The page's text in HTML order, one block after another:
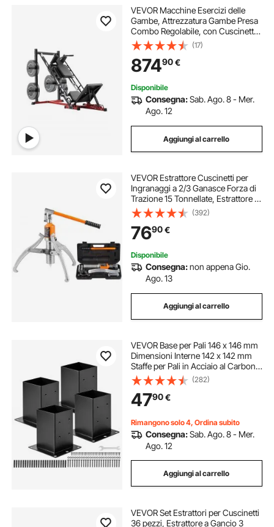
VEVOR Macchine Esercizi delle
Gambe, Attrezzatura Gambe Presa
Combo Regolabile, con Cuscinetto
Lineare, Allenamento delle Gambe
per Palestra, per Quadricipiti, Pali
per Pesi da 50 mm
(17)
87490€
Disponibile
Consegna:Sab. Ago. 8 - Mer.
Ago. 12
Aggiungi al carrello
VEVOR Estrattore Cuscinetti per
Ingranaggi a 2/3 Ganasce Forza di
Trazione 15 Tonnellate, Estrattore in
Acciaio Corsa di Asse 55 mm per
Manutenzione Smontaggio
Ingranaggi Pulegge da Officina
Garage
(392)
7690€
Disponibile
Consegna:non appena Gio.
Ago. 13
Aggiungi al carrello
VEVOR Base per Pali 146 x 146 mm
Dimensioni Interne 142 x 142 mm
Staffe per Pali in Acciaio al Carbonio
per Impieghi Gravosi, per Supporto
Ringhiera per Gazebo, Piastra di
Base per Ponte, 4 PZ, Nero
(282)
4790€
Rimangono solo 4, Ordina subito
Consegna:Sab. Ago. 8 - Mer.
Ago. 12
Aggiungi al carrello
VEVOR Set Estrattori per Cuscinetti
36 pezzi, Estrattore a Gancio 3